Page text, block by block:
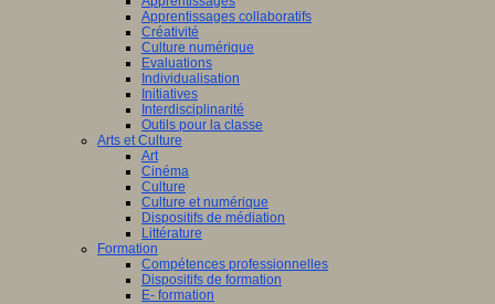
Apprentissages collaboratifs
Créativité
Culture numérique
Evaluations
Individualisation
Initiatives
Interdisciplinarité
Outils pour la classe
Arts et Culture
Art
Cinéma
Culture
Culture et numérique
Dispositifs de médiation
Littérature
Formation
Compétences professionnelles
Dispositifs de formation
E- formation